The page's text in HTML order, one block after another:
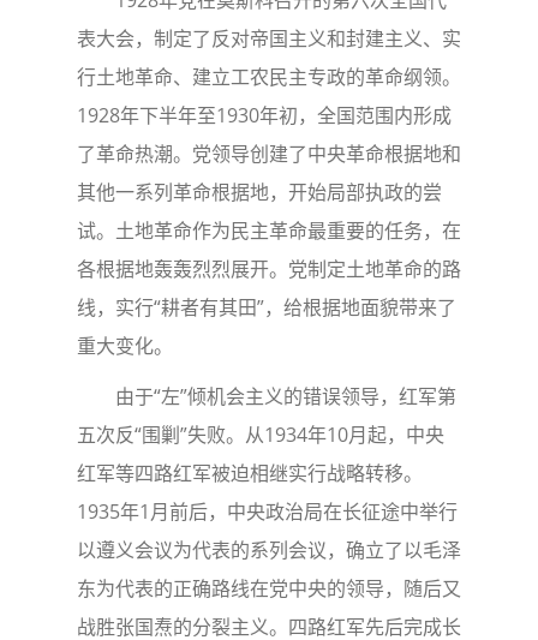
表大会，制定了反对帝国主义和封建主义、实
行土地革命、建立工农民主专政的革命纲领。
1928年下半年至1930年初，全国范围内形成
了革命热潮。党领导创建了中央革命根据地和
其他一系列革命根据地，开始局部执政的尝
试。土地革命作为民主革命最重要的任务，在
各根据地轰轰烈烈展开。党制定土地革命的路
线，实行“耕者有其田”，给根据地面貌带来了
重大变化。
由于“左”倾机会主义的错误领导，红军第
五次反“围剿”失败。从1934年10月起，中央
红军等四路红军被迫相继实行战略转移。
1935年1月前后，中央政治局在长征途中举行
以遵义会议为代表的系列会议，确立了以毛泽
东为代表的正确路线在党中央的领导，随后又
战胜张国焘的分裂主义。四路红军先后完成长